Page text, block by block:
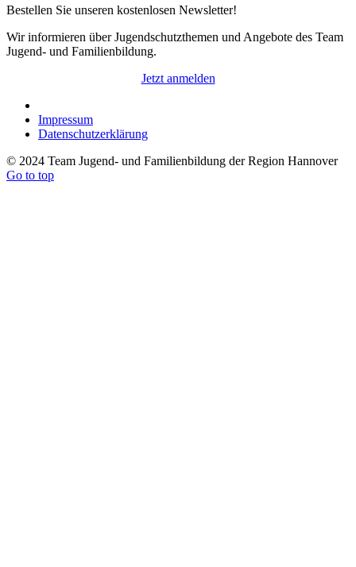
Bestellen Sie unseren kostenlosen Newsletter!
Wir informieren über Jugendschutzthemen und Angebote des Team
Jugend- und Familienbildung.
Jetzt anmelden
Impressum
Datenschutzerklärung
© 2024 Team Jugend- und Familienbildung der Region Hannover
Go to top